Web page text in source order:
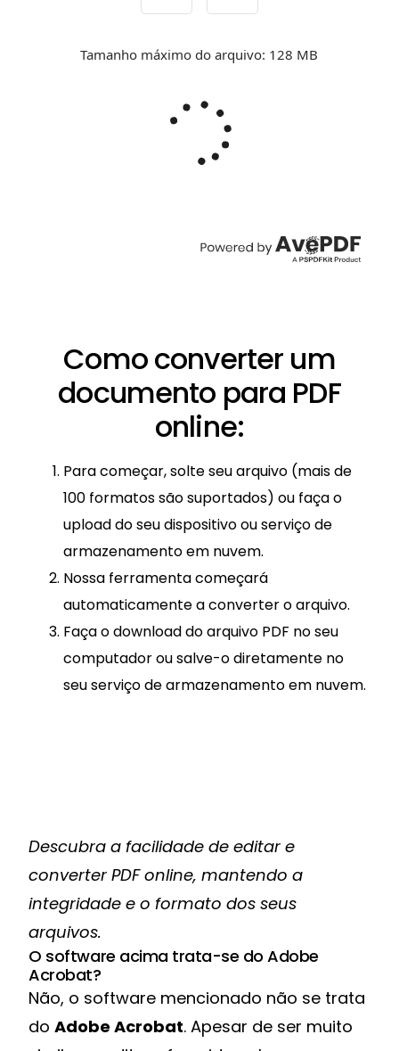
Como converter um
documento para PDF
online:
Para começar, solte seu arquivo (mais de
100 formatos são suportados) ou faça o
upload do seu dispositivo ou serviço de
armazenamento em nuvem.
Nossa ferramenta começará
automaticamente a converter o arquivo.
Faça o download do arquivo PDF no seu
computador ou salve-o diretamente no
seu serviço de armazenamento em nuvem.
Descubra a facilidade de editar e
converter PDF online, mantendo a
integridade e o formato dos seus
arquivos.
O software acima trata-se do Adobe
Acrobat?
Não, o software mencionado não se trata
doAdobe Acrobat. Apesar de ser muito